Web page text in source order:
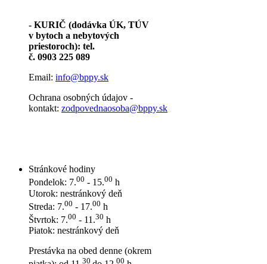
- KURIČ (dodávka ÚK, TÚV
v bytoch a nebytových
priestoroch): tel.
č. 0903 225 089
Email: info@bppy.sk
Ochrana osobných údajov -
kontakt: zodpovednaosoba@bppy.sk
Stránkové hodiny
Pondelok: 7.00 - 15.00 h
Utorok: nestránkový deň
Streda: 7.00 - 17.00 h
Štvrtok: 7.00 - 11.30 h
Piatok: nestránkový deň
Prestávka na obed denne (okrem
30 00